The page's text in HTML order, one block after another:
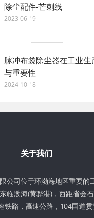
除尘配件-芒刺线
2023-06-19
脉冲布袋除尘器在工业生
与重要性
2024-10-18
关于我们
公司位于环渤海地区重要的
临渤海(黄骅港)，西距省会
铁路，高速公路，104国道